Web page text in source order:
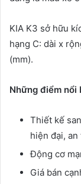
KIA K3 sở hữu
hạng C: dài x
(mm).
Những điểm nổi
Thiết kế
hiện đại, an
Động cơ
Giá bán